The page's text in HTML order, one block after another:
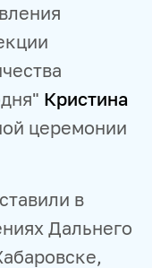
Кристина
церемонии
в
Дальнего